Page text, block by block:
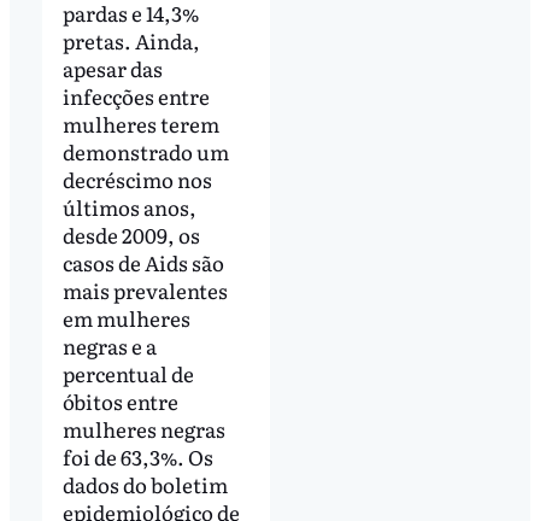
pardas e 14,3%
pretas. Ainda,
apesar das
infecções entre
mulheres terem
demonstrado um
decréscimo nos
últimos anos,
desde 2009, os
casos de Aids são
mais prevalentes
em mulheres
negras e a
percentual de
óbitos entre
mulheres negras
foi de 63,3%. Os
dados do boletim
epidemiológico de